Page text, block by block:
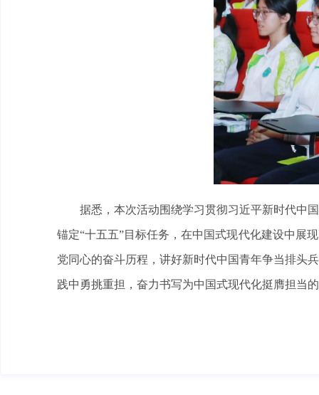
据悉，本次活动围绕学习贯彻习近平新时代中
锚定“十五五”目标任务，在中国式现代化建设中展
党同心的奋斗历程，讲好新时代中国青年争当排头
践中勇挑重担，奋力书写为中国式现代化挺膺担当